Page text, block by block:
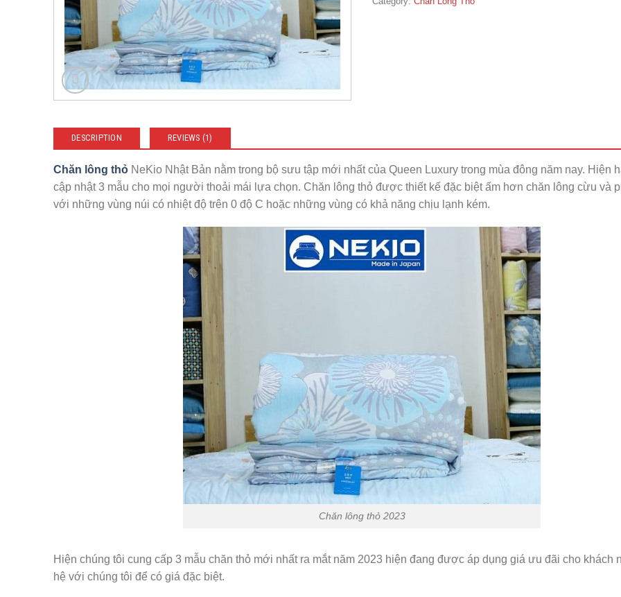
DESCRIPTION REVIEWS (1)
Chăn lông thỏ NeKio Nhật Bản nằm trong bộ sưu tập mới nhất của Queen Luxury trong mùa đông năm nay. Hiện
cập nhật 3 mẫu cho mọi người thoải mái lựa chọn. Chăn lông thỏ được thiết kế đặc biệt ấm hơn chăn lông cừu và
với những vùng núi có nhiệt độ trên 0 độ C hoặc những vùng có khả năng chịu lạnh kém.
Chăn lông thỏ 2023
Hiện chúng tôi cung cấp 3 mẫu chăn thỏ mới nhất ra mắt năm 2023 hiện đang được áp dụng giá ưu đãi cho khách
hệ với chúng tôi để có giá đặc biệt.